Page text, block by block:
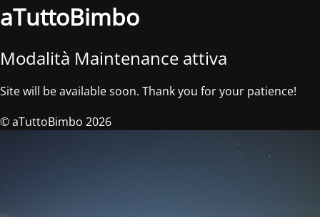
aTuttoBimbo
Modalità Maintenance attiva
Site will be available soon. Thank you for your patience!
© aTuttoBimbo 2026